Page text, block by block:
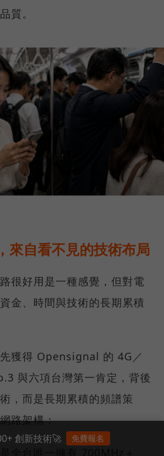
質。
來自看不見的技術布局
很好用是一種感覺，但對電
金、時間與技術的長期累積
獲得 Opensignal 的 4G／
與六項台灣第一肯定，背後
，而是長期累積的頻譜策
路架構：
創新技術🚀 免費報名